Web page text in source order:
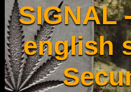
SIGNAL
english